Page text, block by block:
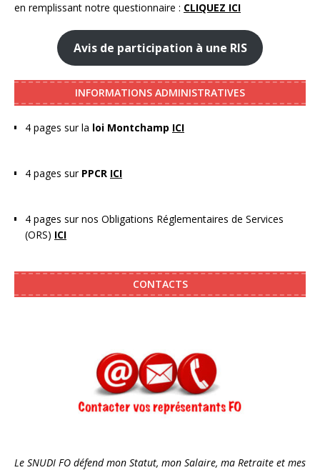
en remplissant notre questionnaire : CLIQUEZ ICI
Avis de participation à une RIS
INFORMATIONS ADMINISTRATIVES
4 pages sur la loi Montchamp ICI
4 pages sur PPCR ICI
4 pages sur nos Obligations Réglementaires de Services
(ORS) ICI
CONTACTS
Le SNUDI FO défend mon Statut, mon Salaire, ma Retraite et mes